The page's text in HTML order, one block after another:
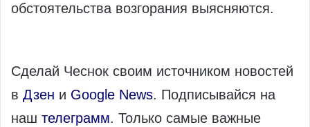
обстоятельства возгорания выясняются.
Сделай Чеснок своим источником новостей
в Дзен и Google News. Подписывайся на
наш телеграмм. Только самые важные